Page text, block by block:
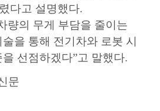
다고 설명했다.
량의 무게 부담을 줄이는
을 통해 전기차와 로봇 시
선점하겠다”고 말했다.
문